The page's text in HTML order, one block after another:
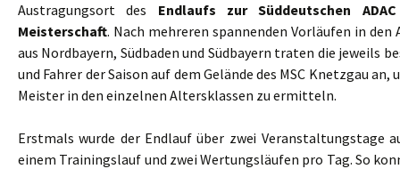
Austragungsort des Endlaufs zur Süddeutschen
Meisterschaft. Nach mehreren spannenden Vorläufen in den
aus Nordbayern, Südbaden und Südbayern traten die jeweils
und Fahrer der Saison auf dem Gelände des MSC Knetzgau an,
Meister in den einzelnen Altersklassen zu ermitteln.
Erstmals wurde der Endlauf über zwei Veranstaltungstage
einem Trainingslauf und zwei Wertungsläufen pro Tag. So